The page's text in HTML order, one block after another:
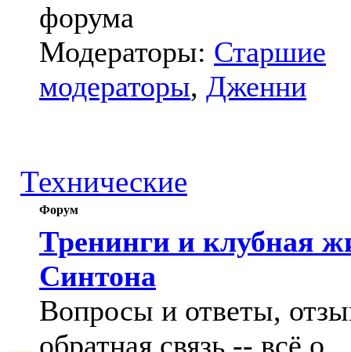
форума
Модераторы: Старшие
модераторы, Дженни
Технические
Форум
Тренинги и клубная
Синтона
Вопросы и ответы,
обратная связь -- всё о